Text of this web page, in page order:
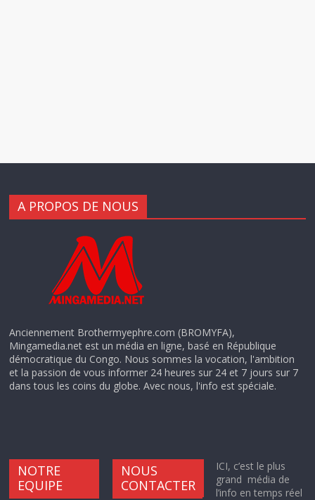
A PROPOS DE NOUS
Anciennement Brothermyephre.com (BROMYFA),
Mingamedia.net est un média en ligne, basé en République
démocratique du Congo. Nous sommes la vocation, l'ambition
et la passion de vous informer 24 heures sur 24 et 7 jours sur 7
dans tous les coins du globe. Avec nous, l'info est spéciale.
NOTRE
EQUIPE
NOUS
CONTACTER
ICI, c’est le plus
grand média de
l’info en temps réel